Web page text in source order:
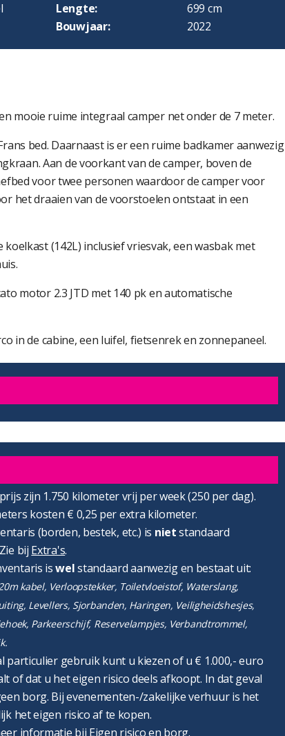
Lengte:
699 cm
Bouwjaar: 2022
mooie ruime integraal camper net onder de 7 meter.
bed. Daarnaast is er een ruime badkamer aanwezig
Aan de voorkant van de camper, boven de
voor twee personen waardoor de camper voor
het draaien van de voorstoelen ontstaat in een
(142L) inclusief vriesvak, een wasbak met
motor 2.3 JTD met 140 pk en automatische
in de cabine, een luifel, fietsenrek en zonnepaneel.
zijn 1.750 kilometer vrij per week (250 per dag).
kosten € 0,25 per extra kilometer.
(borden, bestek, etc.) is nietstandaard
bij Extra's.
iswelstandaard aanwezig en bestaat uit:
kabel, Verloopstekker, Toiletvloeistof, Waterslang,
Levellers, Sjorbanden, Haringen, Veiligheidshesjes,
Parkeerschijf, Reservelampjes, Verbandtrommel,
particulier gebruik kunt u kiezen of u € 1.000,- euro
of dat u het eigen risico deels afkoopt. In dat geval
borg. Bij evenementen-/zakelijke verhuur is het
het eigen risico af te kopen.
informatie bij Eigen risico en borg.